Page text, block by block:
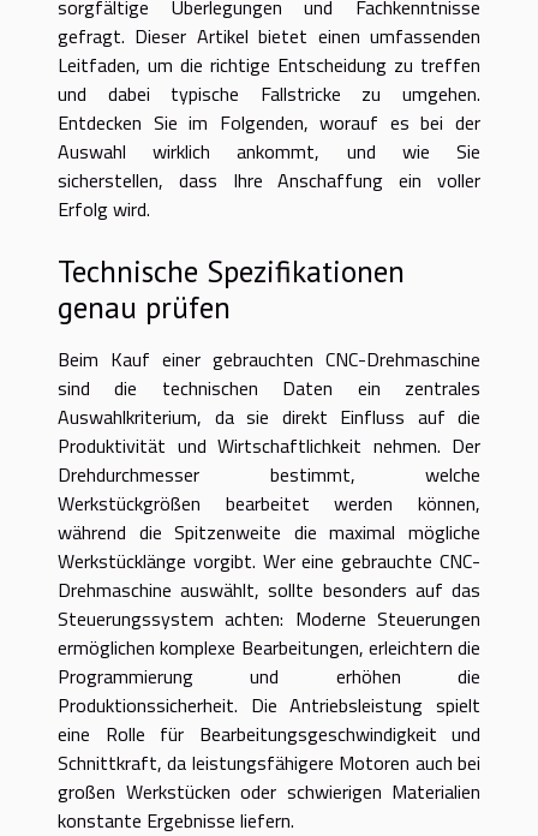
sorgfältige Überlegungen und Fachkenntnisse
gefragt. Dieser Artikel bietet einen umfassenden
Leitfaden, um die richtige Entscheidung zu treffen
und dabei typische Fallstricke zu umgehen.
Entdecken Sie im Folgenden, worauf es bei der
Auswahl wirklich ankommt, und wie Sie
sicherstellen, dass Ihre Anschaffung ein voller
Erfolg wird.
Technische Spezifikationen
genau prüfen
Beim Kauf einer gebrauchten CNC-Drehmaschine
sind die technischen Daten ein zentrales
Auswahlkriterium, da sie direkt Einfluss auf die
Produktivität und Wirtschaftlichkeit nehmen. Der
Drehdurchmesser bestimmt, welche
Werkstückgrößen bearbeitet werden können,
während die Spitzenweite die maximal mögliche
Werkstücklänge vorgibt. Wer eine gebrauchte CNC-
Drehmaschine auswählt, sollte besonders auf das
Steuerungssystem achten: Moderne Steuerungen
ermöglichen komplexe Bearbeitungen, erleichtern die
Programmierung und erhöhen die
Produktionssicherheit. Die Antriebsleistung spielt
eine Rolle für Bearbeitungsgeschwindigkeit und
Schnittkraft, da leistungsfähigere Motoren auch bei
großen Werkstücken oder schwierigen Materialien
konstante Ergebnisse liefern.